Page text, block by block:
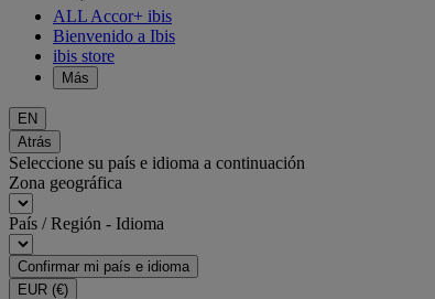
ALL Accor+ ibis
Bienvenido a Ibis
ibis store
Más
EN
Atrás
Seleccione su país e idioma a continuación
Zona geográfica
País / Región - Idioma
Confirmar mi país e idioma
EUR (€)